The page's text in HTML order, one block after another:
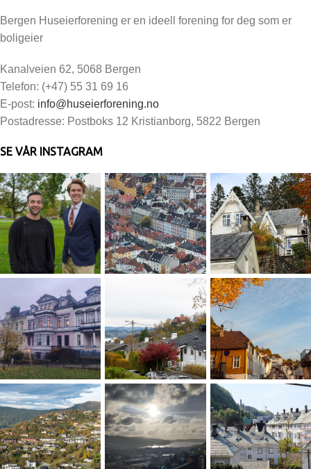
Bergen Huseierforening er en ideell forening for deg som er
boligeier
Kanalveien 62, 5068 Bergen
Telefon: (+47) 55 31 69 16
E-post: info@huseierforening.no
Postadresse: Postboks 12 Kristianborg, 5822 Bergen
SE VÅR INSTAGRAM